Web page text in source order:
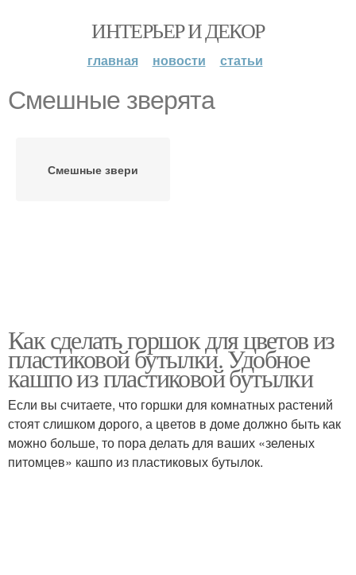
ИНТЕРЬЕР И ДЕКОР
главная новости статьи
Смешные зверята
Смешные звери
Как сделать горшок для цветов из
пластиковой бутылки. Удобное
кашпо из пластиковой бутылки
Если вы считаете, что горшки для комнатных растений
стоят слишком дорого, а цветов в доме должно быть как
можно больше, то пора делать для ваших «зеленых
питомцев» кашпо из пластиковых бутылок.